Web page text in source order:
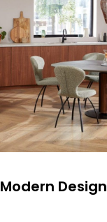
Modern Design